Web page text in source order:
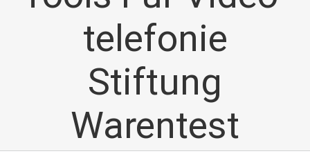
telefonie
Stiftung
Warentest